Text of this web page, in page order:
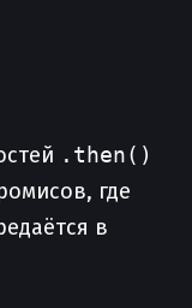
.then()
где
в